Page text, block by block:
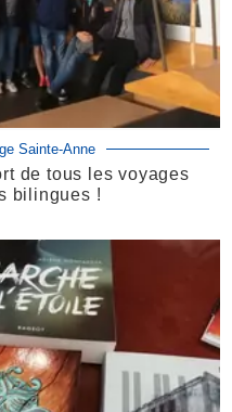
Sainte-Anne
de tous les voyages
bilingues !